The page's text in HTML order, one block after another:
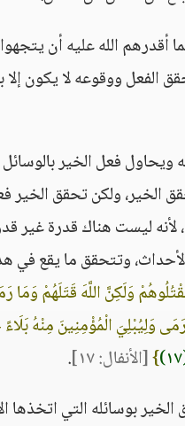
أقدرهم الله عليه أن
الفعل ووقوعه لا يكون إلا
ويحاول فعل الخير
الخير، ولكن تحقق الخير
لأنه ليست هناك قدرة غير
وتتحقق ما يقع في
وَلَكِنَّ اللَّهَ قَتَلَهُمْ وَمَا
وَلِيُبْلِيَ الْمُؤْمِنِينَ مِنْهُ
}[الأنفال: ١٧]
.
بوسائله التي اتخذها